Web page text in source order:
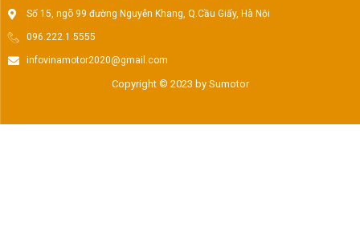
Số 15, ngõ 99 đường Nguyễn Khang, Q.Cầu Giấy, Hà Nội
096.222.1.5555
infovinamotor2020@gmail.com
Copyright © 2023 by Sumotor